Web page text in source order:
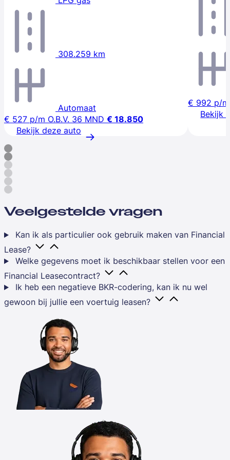
308.259 km
Automaat
€ 527 p/m O.B.V. 36 MND € 18.850
Bekijk deze auto
€ 992 p/m
Bekijk
Veelgestelde vragen
Kan ik als particulier ook gebruik maken van Financial
Lease?
Welke gegevens moet ik beschikbaar stellen voor een
Financial Leasecontract?
Ik heb een negatieve BKR-codering, kan ik nu wel
gewoon bij jullie een voertuig leasen?